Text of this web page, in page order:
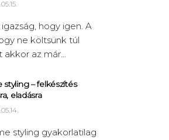
hogy igen. A
ne költsünk túl
akkor az már...
styling – felkészítés
eladásra
styling gyakorlatilag